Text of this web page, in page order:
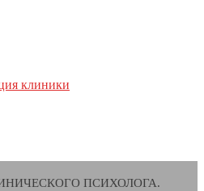
клиники
ПСИХОЛОГА.